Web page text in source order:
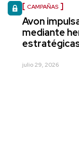
CAMPAÑAS
Avon
mediante
julio 29, 2026